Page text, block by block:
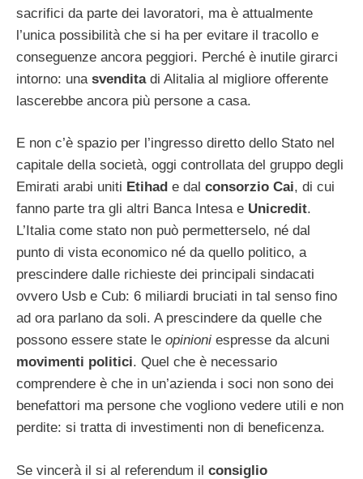
sacrifici da parte dei lavoratori, ma è attualmente
l’unica possibilità che si ha per evitare il tracollo e
conseguenze ancora peggiori. Perché è inutile girarci
intorno: unasvenditadi Alitalia al migliore offerente
lascerebbe ancora più persone a casa.
E non c’è spazio per l’ingresso diretto dello Stato nel
capitale della società, oggi controllata del gruppo degli
Emirati arabi uniti Etihad e dal consorzio Cai, di cui
fanno parte tra gli altri Banca Intesa e Unicredit.
L’Italia come stato non può permetterselo, né dal
punto di vista economico né da quello politico, a
prescindere dalle richieste dei principali sindacati
ovvero Usb e Cub: 6 miliardi bruciati in tal senso fino
ad ora parlano da soli. A prescindere da quelle che
possono essere state le opinioni espresse da alcuni
movimenti politici. Quel che è necessario
comprendere è che in un’azienda i soci non sono dei
benefattori ma persone che vogliono vedere utili e non
perdite: si tratta di investimenti non di beneficenza.
Se vincerà il si al referendum il consiglio